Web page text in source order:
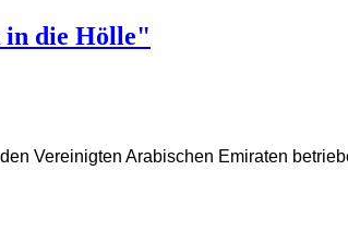
in die Hölle"
Vereinigten Arabischen Emiraten